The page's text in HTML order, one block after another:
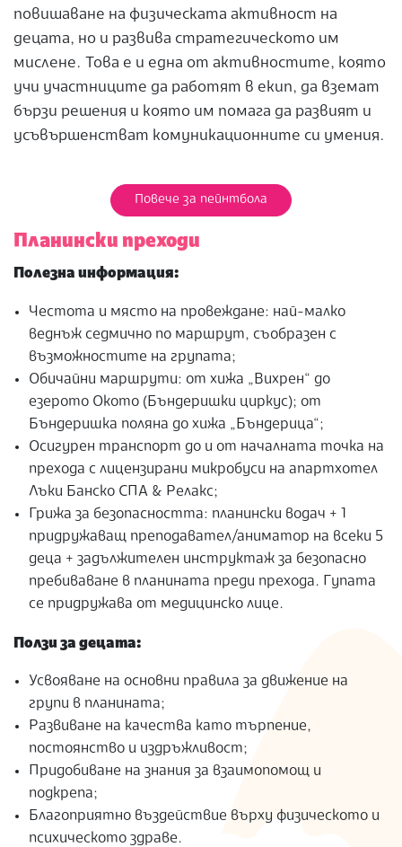
повишаване на физическата активност на
децата, но и развива стратегическото им
мислене. Това е и една от активностите, която
учи участниците да работят в екип, да вземат
бързи решения и която им помага да развият и
усъвършенстват комуникационните си умения.
Повече за пейнтбола
Планински преходи
Полезна информация:
Честота и място на провеждане: най-малко
веднъж седмично по маршрут, съобразен с
възможностите на групата;
Обичайни маршрути: от хижа „Вихрен“ до
езерото Окото (Бъндеришки циркус); от
Бъндеришка поляна до хижа „Бъндерица“;
Осигурен транспорт до и от началната точка на
прехода с лицензирани микробуси на апартхотел
Лъки Банско СПА & Релакс;
Грижа за безопасността: планински водач + 1
придружаващ преподавател/аниматор на всеки 5
деца + задължителен инструктаж за безопасно
пребиваване в планината преди прехода. Гупата
се придружава от медицинско лице.
Ползи за децата:
Усвояване на основни правила за движение на
групи в планината;
Развиване на качества като търпение,
постоянство и издръжливост;
Придобиване на знания за взаимопомощ и
подкрепа;
Благоприятно въздействие върху физическото и
психическото здраве.